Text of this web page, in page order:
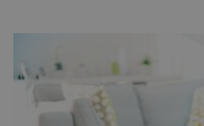
okurky ✿ 2 rajčata
lžíci citronové šťávy ✿